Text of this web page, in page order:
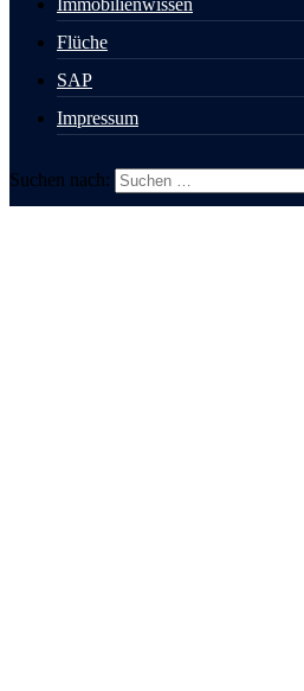
Immobilienwissen
Flüche
SAP
Impressum
Suchen nach: